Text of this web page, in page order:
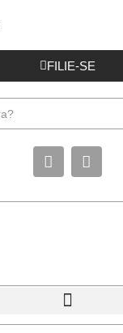
FILIE-SE